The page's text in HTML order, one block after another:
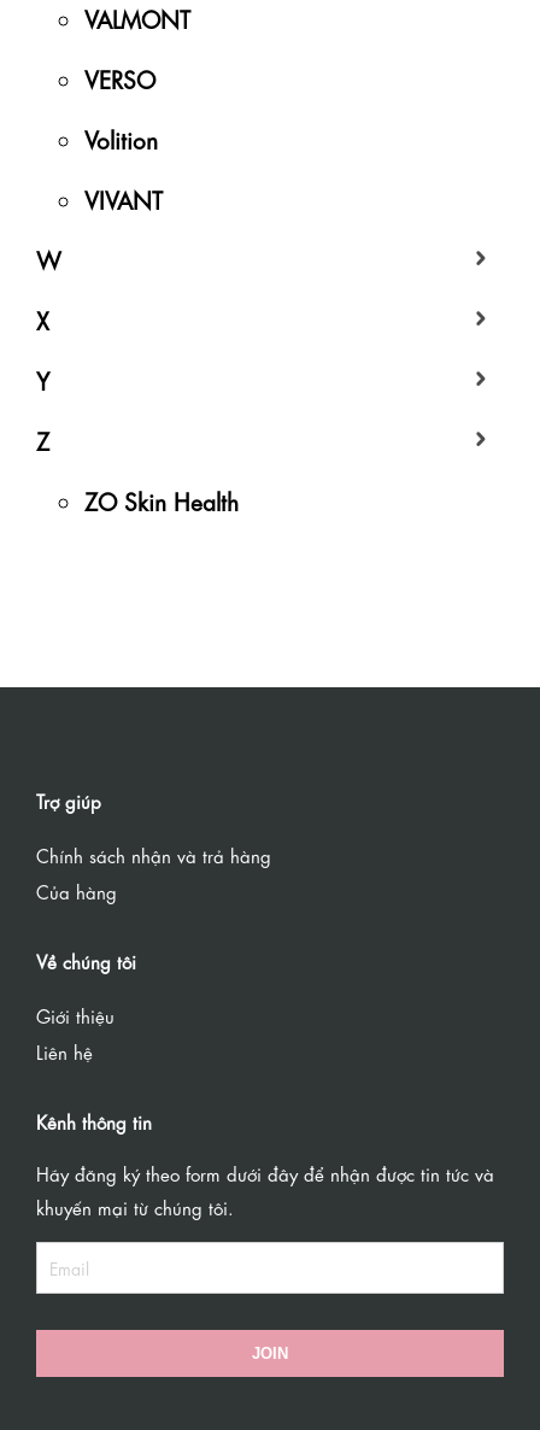
VALMONT
VERSO
Volition
VIVANT
W
X
Y
Z
ZO Skin Health
Trợ giúp
Chính sách nhận và trả hàng
Của hàng
Về chúng tôi
Giới thiệu
Liên hệ
Kênh thông tin
Hãy đăng ký theo form dưới đây để nhận được tin tức và
khuyến mại từ chúng tôi.
JOIN